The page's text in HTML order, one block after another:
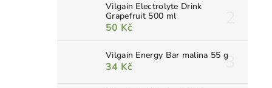
Vilgain Electrolyte Drink
Grapefruit 500 ml
50 Kč
Vilgain Energy Bar malina 55 g
34 Kč